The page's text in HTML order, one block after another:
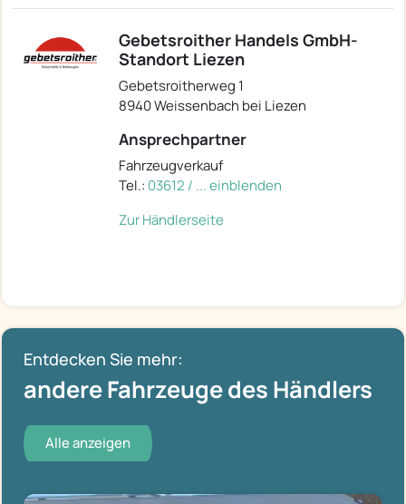
Gebetsroither Handels GmbH-
Standort Liezen
Gebetsroitherweg 1
8940 Weissenbach bei Liezen
Ansprechpartner
Fahrzeugverkauf
Tel.: 03612 / ... einblenden
Zur Händlerseite
Entdecken Sie mehr:
andere Fahrzeuge des Händlers
Alle anzeigen